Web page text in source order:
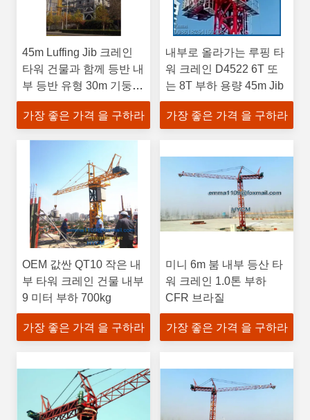
45m Luffing Jib 크레인
타워 건물과 함께 등반 내
부 등반 유형 30m 기둥
높이
가장 좋은 가격 을 구하라
내부로 올라가는 루핑 타
워 크레인 D4522 6T 또
는 8T 부하 용량 45m Jib
가장 좋은 가격 을 구하라
OEM 값싼 QT10 작은 내
부 타워 크레인 건물 내부
9 미터 부하 700kg
가장 좋은 가격 을 구하라
미니 6m 붐 내부 등산 타
워 크레인 1.0톤 부하
CFR 브라질
가장 좋은 가격 을 구하라